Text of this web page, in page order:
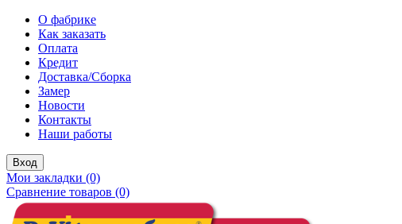
О фабрике
Как заказать
Оплата
Кредит
Доставка/Сборка
Замер
Новости
Контакты
Наши работы
Вход
Мои закладки (0)
Сравнение товаров (0)